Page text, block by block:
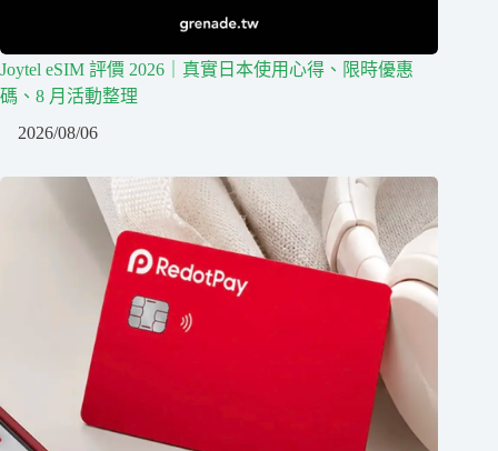
Joytel eSIM 評價 2026｜真實日本使用心得、限時優惠
碼、8 月活動整理
2026/08/06